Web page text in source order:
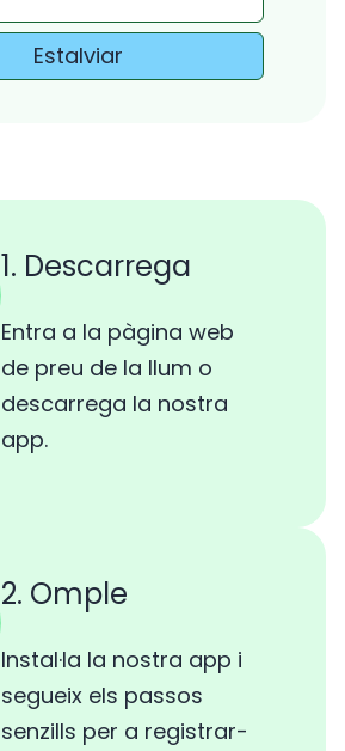
Estalviar
1. Descarrega
Entra a la pàgina web
de preu de la llum o
descarrega la nostra
app.
2. Omple
Instal·la la nostra app i
segueix els passos
senzills per a registrar-